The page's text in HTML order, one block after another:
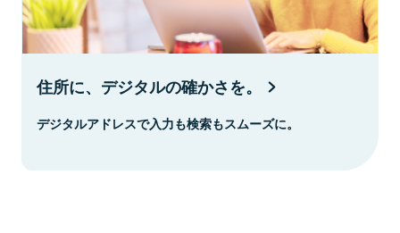
住所に、デジタルの確かさを。
デジタルアドレスで入力も検索もスムーズに。